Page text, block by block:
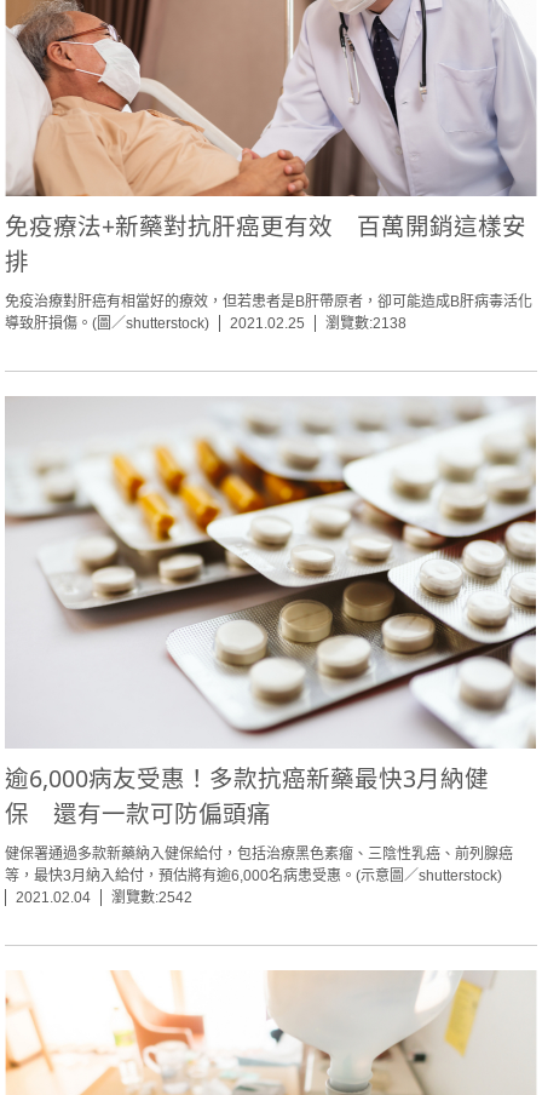
免疫療法+新藥對抗肝癌更有效 百萬開銷這樣安
排
免疫治療對肝癌有相當好的療效，但若患者是B肝帶原者，卻可能造成B肝病毒活化
導致肝損傷。(圖／shutterstock)
2021.02.25 瀏覽數:2138
逾6,000病友受惠！多款抗癌新藥最快3月納健
保 還有一款可防偏頭痛
健保署通過多款新藥納入健保給付，包括治療黑色素瘤、三陰性乳癌、前列腺癌
等，最快3月納入給付，預估將有逾6,000名病患受惠。(示意圖／shutterstock)
2021.02.04
瀏覽數:2542